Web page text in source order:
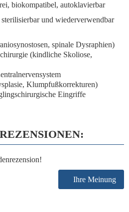
biokompatibel, autoklavierbar
und wiederverwendbar
spinale Dysraphien)
(kindliche Skoliose,
Klumpfußkorrekturen)
Eingriffe
Ihre Meinung